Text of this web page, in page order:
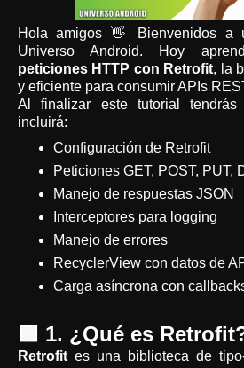
Hola amigos 👋 Bienvenidos a
Universo Android. Hoy
peticiones HTTP con Retrofit, la
y eficiente para consumir APIs
Al finalizar este tutorial
incluirá:
Configuración de Retrofit
Peticiones GET, POST, PUT,
Manejo de respuestas JSON
Interceptores para logging
Manejo de errores
RecyclerView con datos de
Carga asíncrona con
🟩 1. ¿Qué es
Retrofit es una biblioteca de